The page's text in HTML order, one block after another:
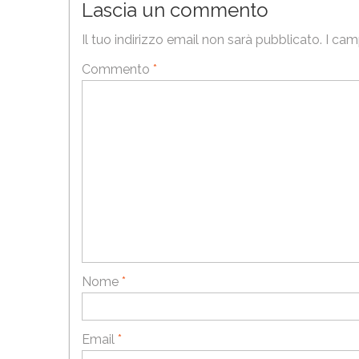
Lascia un commento
Il tuo indirizzo email non sarà pubblicato. I
Commento *
Nome *
Email *